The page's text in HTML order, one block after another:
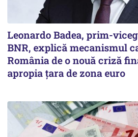
Leonardo Badea, prim-
BNR, explică mecanismul
România de o nouă criză
apropia țara de zona euro